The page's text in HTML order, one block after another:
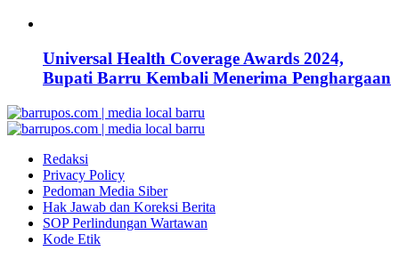
Universal Health Coverage Awards 2024,
Bupati Barru Kembali Menerima Penghargaan
Redaksi
Privacy Policy
Pedoman Media Siber
Hak Jawab dan Koreksi Berita
SOP Perlindungan Wartawan
Kode Etik